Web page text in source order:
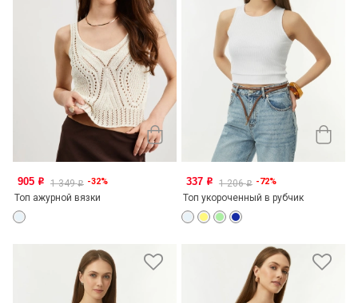
905 o 1 349o -32%
Топ ажурной вязки
337 o 1 206o -72%
Топ укороченный в рубчик